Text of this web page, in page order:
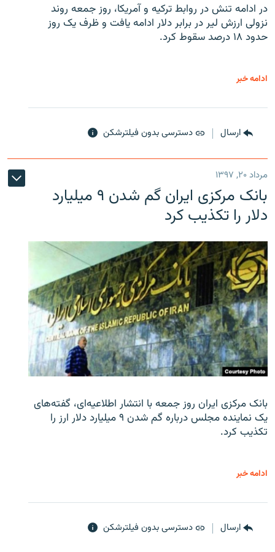
در ادامه تنش در روابط ترکیه و آمریکا، روز جمعه روند
نزولی ارزش لیر در برابر دلار ادامه یافت و ظرف یک روز
حدود ۱۸ درصد سقوط کرد.
ادامه خبر
ارسال دسترسی بدون فیلترشکن
مرداد ۲۰, ۱۳۹۷
بانک مرکزی ایران گم شدن ۹ میلیارد
دلار را تکذیب کرد
بانک مرکزی ایران روز جمعه با انتشار اطلاعیه‌ای، گفته‌های
یک نماینده مجلس درباره گم شدن ۹ میلیارد دلار ارز را
تکذیب کرد.
ادامه خبر
ارسال دسترسی بدون فیلترشکن